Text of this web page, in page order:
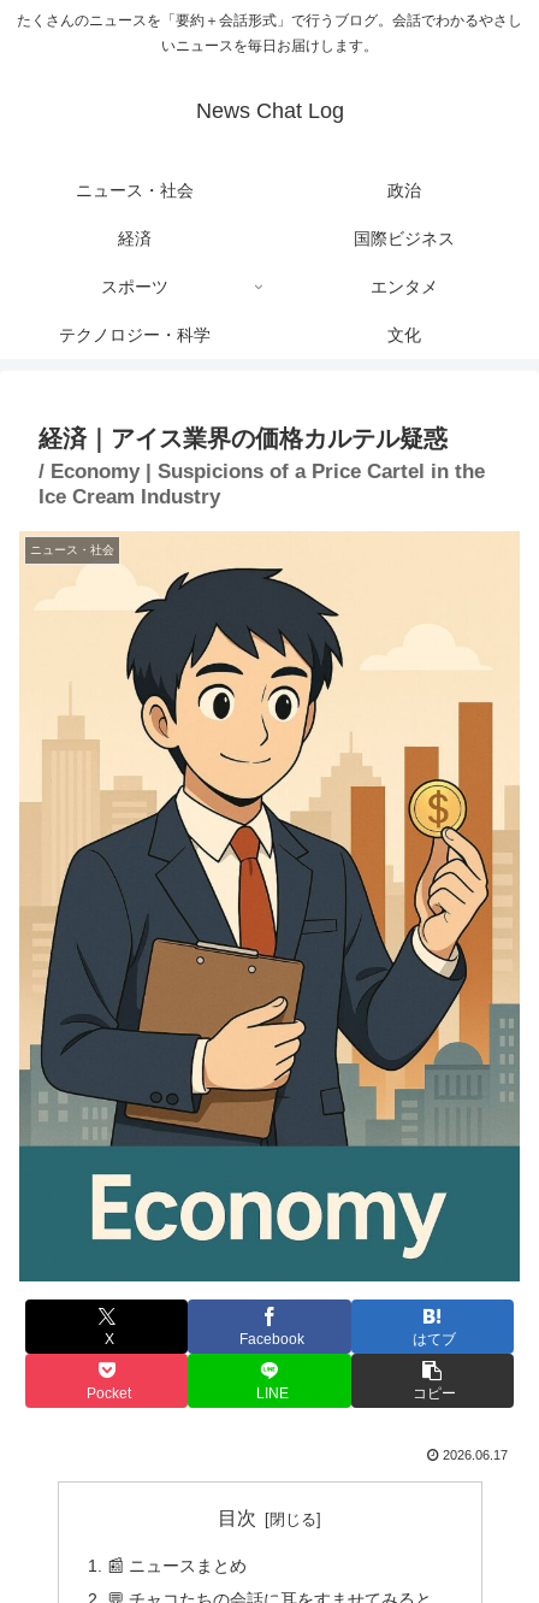
たくさんのニュースを「要約＋会話形式」で行うブログ。会話でわかるやさし
いニュースを毎日お届けします。
News Chat Log
ニュース・社会 政治
経済 国際ビジネス
スポーツ エンタメ
テクノロジー・科学 文化
経済｜アイス業界の価格カルテル疑惑
/ Economy | Suspicions of a Price Cartel in the
Ice Cream Industry
ニュース・社会
X Facebook はてブ
Pocket LINE コピー
2026.06.17
目次
📰 ニュースまとめ